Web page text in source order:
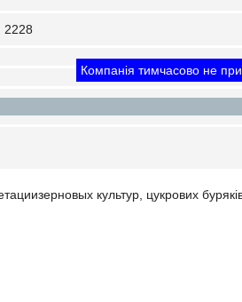
2228
Компанія тимчасово не
культур, цукрових